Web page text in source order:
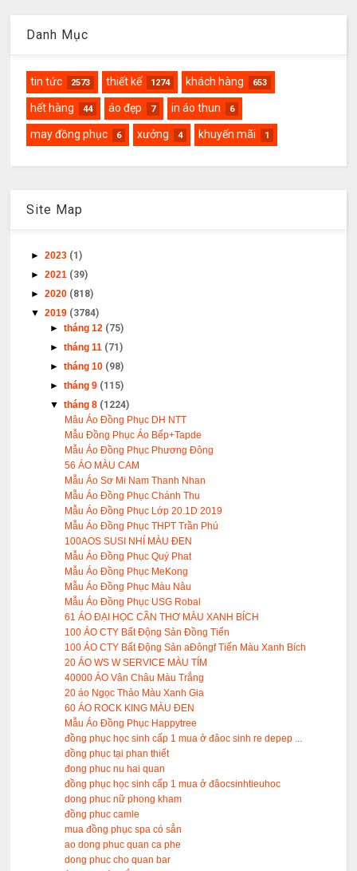
Danh Mục
tin tức 2573 thiết kế 1274 khách hàng 653
hết hàng 44 áo đẹp 7 in áo thun 6
may đồng phục 6 xưởng 4 khuyến mãi 1
Site Map
►2023 (1)
►2021 (39)
►2020 (818)
▼2019 (3784)
►tháng 12 (75)
►tháng 11 (71)
►tháng 10 (98)
►tháng 9 (115)
▼tháng 8 (1224)
Mâu Áo Đồng Phục DH NTT
Mẫu Đồng Phục Áo Bếp+Tapde
Mẫu Áo Đồng Phục Phương Đông
56 ÁO MÀU CAM
Mẫu Áo Sơ Mi Nam Thanh Nhan
Mẫu Áo Đồng Phục Chánh Thu
Mẫu Áo Đồng Phục Lớp 20.1D 2019
Mẫu Áo Đồng Phục THPT Trần Phú
100AOS SUSI NHÍ MÀU ĐEN
Mẫu Áo Đồng Phục Quý Phat
Mẫu Áo Đồng Phục MeKong
Mẫu Áo Đồng Phục Màu Nâu
Mẫu Áo Đồng Phục USG Robal
61 ÁO ĐẠI HỌC CẦN THƠ MÀU XANH BÍCH
100 ÁO CTY Bất Động Sản Đồng Tiến
100 ÁO CTY Bất Động Sản aĐôngf Tiến Màu Xanh Bích
20 ÁO WS W SERVICE MÀU TÍM
40000 ÁO Vân Châu Màu Trắng
20 áo Ngọc Thảo Màu Xanh Gia
60 ÁO ROCK KING MÀU ĐEN
Mẫu Áo Đồng Phục Happytree
đồng phục học sinh cấp 1 mua ở đâoc sinh re depep ...
đồng phục tại phan thiết
đong phuc nu hai quan
đồng phục học sinh cấp 1 mua ở đâocsinhtieuhoc
dong phuc nữ phong kham
đồng phuc camle
mua đồng phục spa có sẳn
ao dong phuc quan ca phe
dong phuc cho quan bar